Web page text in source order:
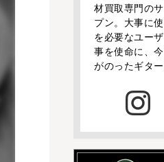
材買取専門の
プン。大事に
を必要なユー
事を使命に、
がのったギター